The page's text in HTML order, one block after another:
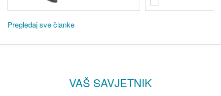
Pregledaj sve članke
VAŠ SAVJETNIK